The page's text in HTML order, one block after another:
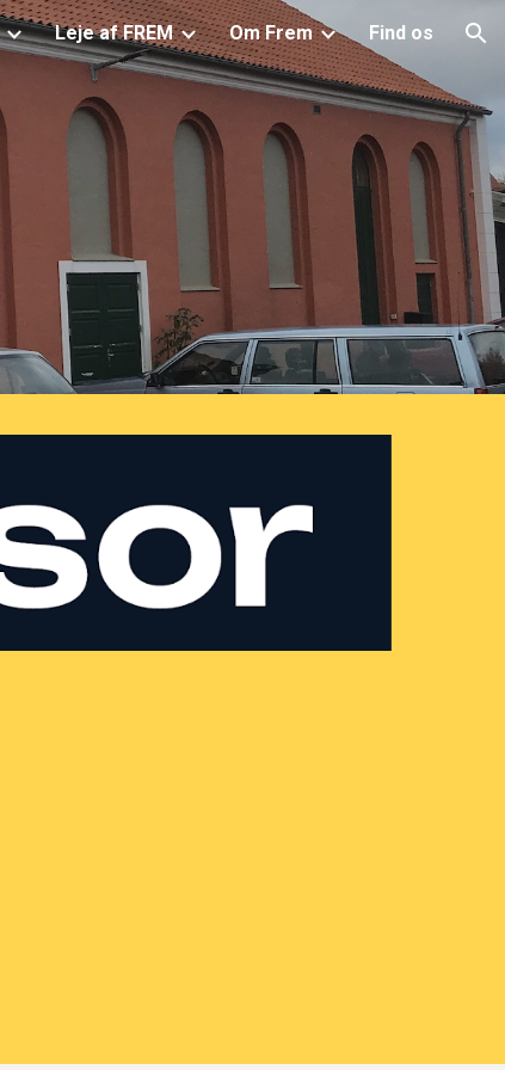
Leje af FREM Om Frem Find os